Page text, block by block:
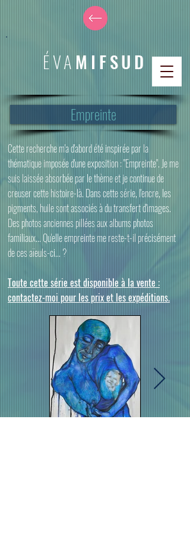
ÉVAMIFSUD
Empreinte
Cette recherche m'a d'abord été inspirée par la
thématique imposée d'une exposition : "Empreinte". Je me
suis laissée absorbée par le thème et je continue de
creuser cette histoire-là. Dans cette série, l'encre, les
pigments, huile sont associés à du transfert d'images.
Des photos anciennes pillées aux albums photos
familiaux... Qu'elle empreinte me reste-t-il précisément
de ces aïeuls-ci... ?
Toute cette série est disponible à la vente :
contactez-moi pour les prix et les expéditions.